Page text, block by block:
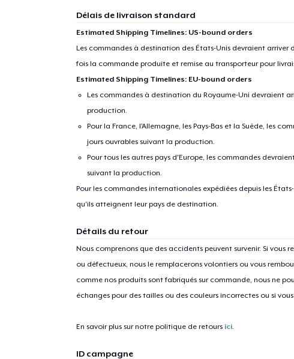
Délais de livraison standard
Estimated Shipping Timelines: US-bound orders
Les commandes à destination des États-Unis devraient arriver
fois la commande produite et remise au transporteur pour
Estimated Shipping Timelines: EU-bound orders
Les commandes à destination du Royaume-Uni devraient
production.
Pour la France, l'Allemagne, les Pays-Bas et la Suède, les
jours ouvrables suivant la production.
Pour tous les autres pays d'Europe, les commandes
suivant la production.
Pour les commandes internationales expédiées depuis les
qu'ils atteignent leur pays de destination.
Détails du retour
Nous comprenons que des accidents peuvent survenir. Si
ou défectueux, nous le remplacerons volontiers ou vous
comme nos produits sont fabriqués sur commande, nous ne
échanges pour des tailles ou des couleurs incorrectes ou si
En savoir plus sur notre politique de retours ici.
ID campagne